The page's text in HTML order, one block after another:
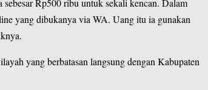
yang dibukanya via WA. Uang itu ia gunakan
yang berbatasan langsung dengan Kabupaten